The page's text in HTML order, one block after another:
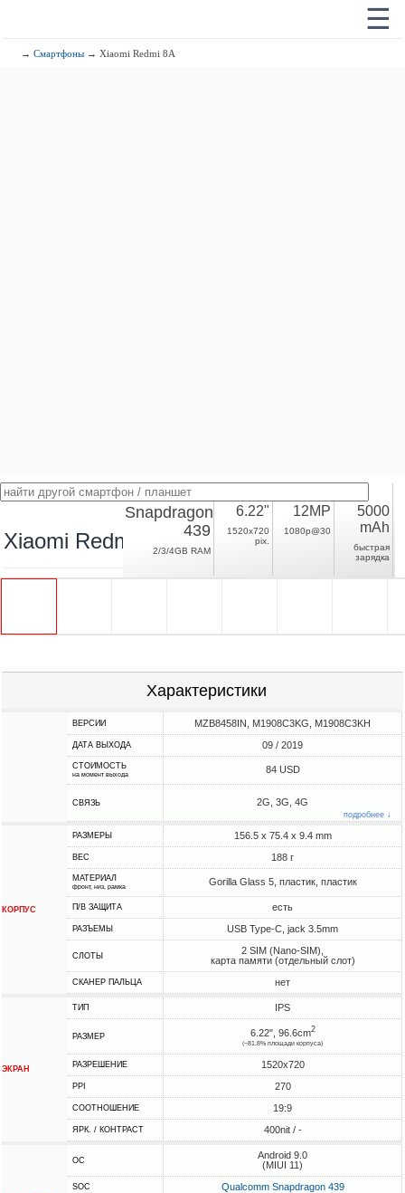
☰
→Смартфоны → Xiaomi Redmi 8A
Xiaomi Redmi 8A
Snapdragon
439
2/3/4GB RAM
6.22"
1520x720
pix.
12MP
1080p@30
5000
mAh
быстрая
зарядка
Характеристики
ВЕРСИИ MZB8458IN, M1908C3KG, M1908C3KH
ДАТА ВЫХОДА 09 / 2019
СТОИМОСТЬ
на момент выхода 84 USD
СВЯЗЬ 2G, 3G, 4G
подробнее ↓
КОРПУС
РАЗМЕРЫ 156.5 x 75.4 x 9.4 mm
ВЕС 188 г
МАТЕРИАЛ
фронт, низ, рамка Gorilla Glass 5, пластик, пластик
П/В ЗАЩИТА есть
РАЗЪЕМЫ USB Type-C, jack 3.5mm
СЛОТЫ
2 SIM (Nano-SIM),
карта памяти (отдельный слот)
СКАНЕР ПАЛЬЦА нет
ЭКРАН
ТИП IPS
РАЗМЕР 6.22", 96.6cm2
(~81.8% площади корпуса)
РАЗРЕШЕНИЕ 1520x720
PPI 270
СООТНОШЕНИЕ 19:9
ЯРК. / КОНТРАСТ 400nit / -
ОС
Android 9.0
(MIUI 11)
SOC Qualcomm Snapdragon 439